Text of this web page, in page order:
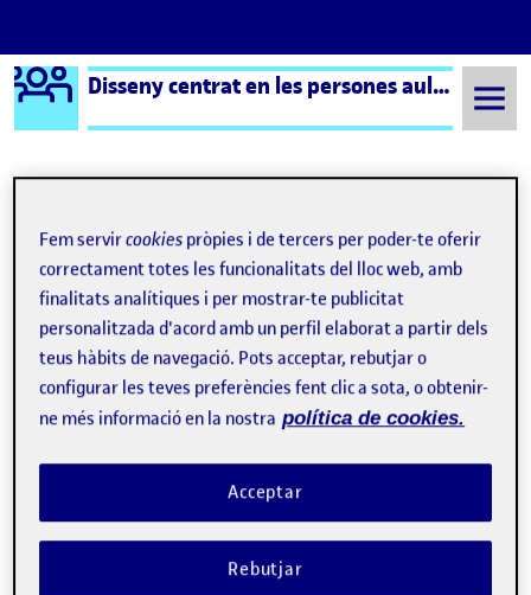
Saltar al contingut
Logo Ágora Disseny centrat en les persones aula 2
Semestre 20221 - Aula 2 Pràctica 1: Procés, mètodes i espai personal
Pràctica 1: Procés,
mètodes i espai personal
Fem servircookies pròpies i de tercers per poder-te oferir
correctament totes les funcionalitats del lloc web, amb
finalitats analítiques i per mostrar-te publicitat
personalitzada d'acord amb un perfil elaborat a partir dels
teus hàbits de navegació. Pots acceptar, rebutjar o
configurar les teves preferències fent clic a sota, o obtenir-
ne més informació en la nostra política de cookies.
Rebutjar
Acceptar